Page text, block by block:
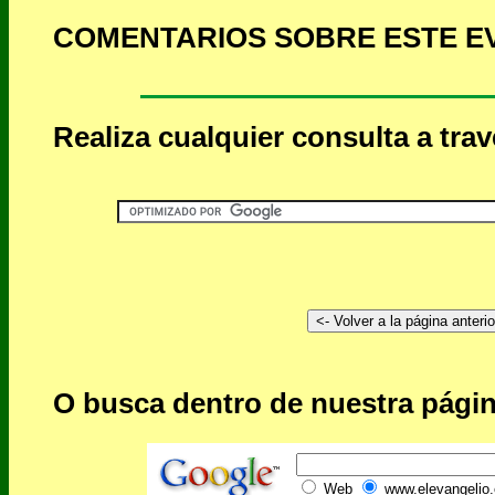
COMENTARIOS SOBRE ESTE
Realiza cualquier consulta a
O busca dentro de nuestra
Web